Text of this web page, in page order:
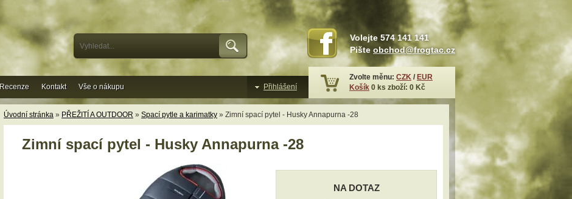
Úvodní stránka » PŘEŽITÍ A OUTDOOR » Spací pytle a karimatky » Zimní spací pytel - Husky Annapurna -28
Zimní spací pytel - Husky Annapurna -28
NA DOTAZ
Recenze Kontakt Vše o nákupu Přihlášení
Volejte 574 141 141
Pište obchod@frogtac.cz
Zvolte měnu: CZK / EUR
Košík 0 ks zboží: 0 Kč